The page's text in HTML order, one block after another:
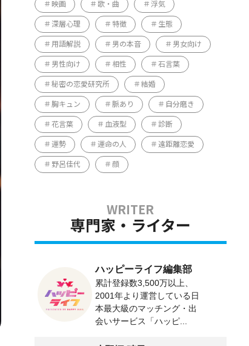
映画 歌・曲 浮気
深層心理 特徴 生態
用語解説 男の本音 男女向け
男性向け 相性 石言葉
秘密の恋愛研究所 結婚
胸キュン 脈あり 自分磨き
花言葉 血液型 診断
運勢 運命の人 遠距離恋愛
野呂佳代 顔
専門家・ライター
ハッピーライフ編集部
累計登録数3,500万以上、
2001年より運営している日
本最大級のマッチング・出
会いサービス「ハッピ...